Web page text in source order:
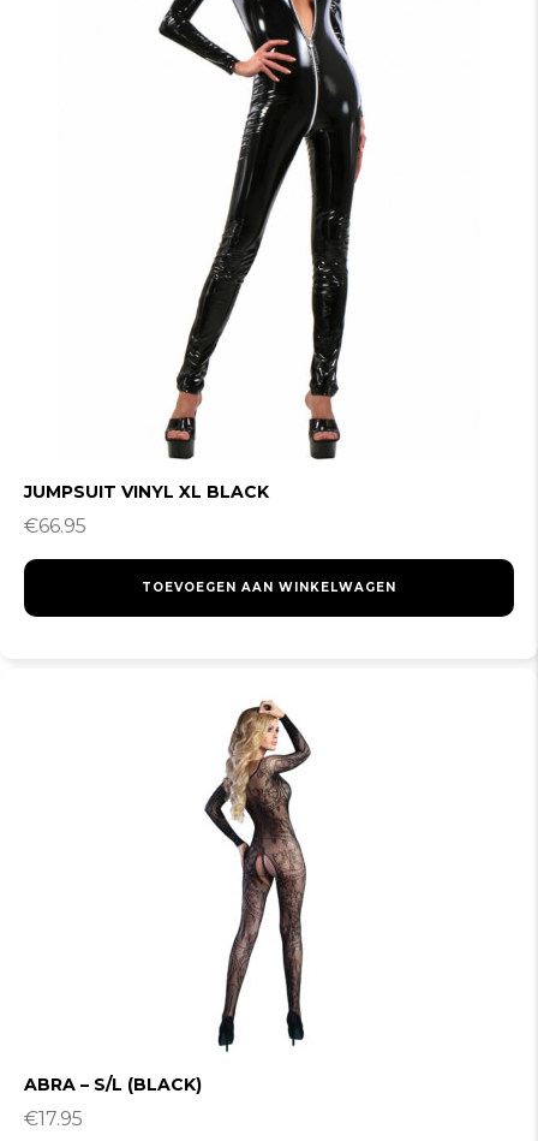
JUMPSUIT VINYL XL BLACK
€66.95
TOEVOEGEN AAN WINKELWAGEN
ABRA – S/L (BLACK)
€17.95